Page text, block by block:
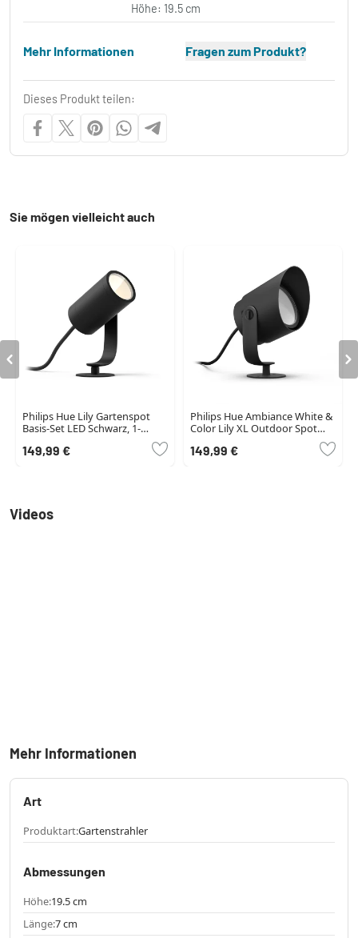
Höhe: 19.5 cm
Mehr Informationen Fragen zum Produkt?
Dieses Produkt teilen:
Sie mögen vielleicht auch
Philips Hue Lily Gartenspot
Basis-Set LED Schwarz, 1-
149,99 €
Philips Hue Ambiance White &
Color Lily XL Outdoor Spot
Erweiterung LED Schwarz, 1-
flammig, Farbwechsler
149,99 €
Videos
Mehr Informationen
Art
Produktart:Gartenstrahler
Abmessungen
Höhe:19.5 cm
Länge:7 cm